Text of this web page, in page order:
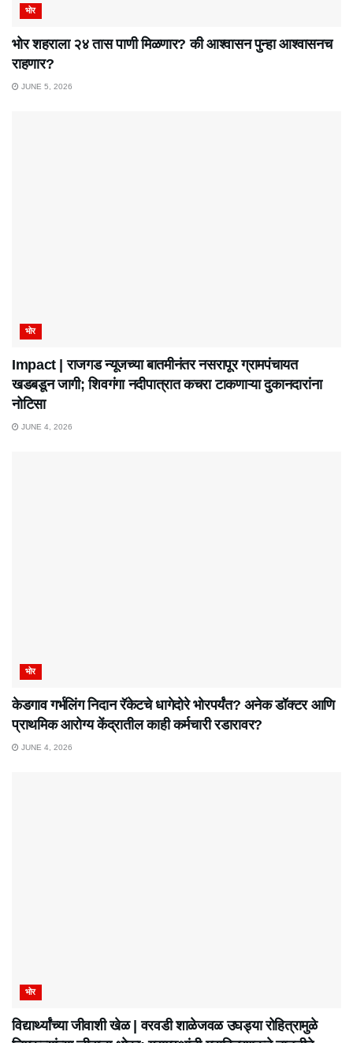
भोर
भोर शहराला २४ तास पाणी मिळणार? की आश्वासन पुन्हा आश्वासनच
राहणार?
JUNE 5, 2026
भोर
Impact | राजगड न्यूजच्या बातमीनंतर नसरापूर ग्रामपंचायत
खडबडून जागी; शिवगंगा नदीपात्रात कचरा टाकणाऱ्या दुकानदारांना
नोटिसा
JUNE 4, 2026
भोर
केडगाव गर्भलिंग निदान रॅकेटचे धागेदोरे भोरपर्यंत? अनेक डॉक्टर आणि
प्राथमिक आरोग्य केंद्रातील काही कर्मचारी रडारावर?
JUNE 4, 2026
भोर
विद्यार्थ्यांच्या जीवाशी खेळ | वरवडी शाळेजवळ उघड्या रोहित्रामुळे